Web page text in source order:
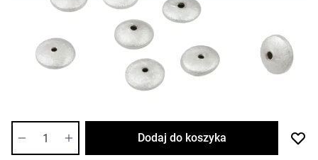
-40%
Cena za opakowanie
Ilość w opakowaniu: 4 szt.
Najniższa cena w przeciągu 30 dni przed promocją 2,44 zł
Dodaj do koszyka